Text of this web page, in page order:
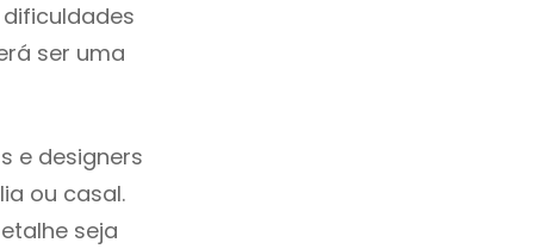
ser uma
e designers
ou casal.
seja